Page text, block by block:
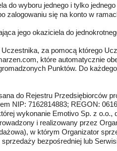
do wyboru jednego i tylko
zalogowaniu się na konto w
jego okaziciela do
za pomocą którego
które automatycznie
Punktów. Do
do Rejestru Przedsiębiorców
NIP: 7162814883; REGON:
wykonanie Emotivo Sp. z
i realizowany przez
w którym Organizator
bezpośredniej lub